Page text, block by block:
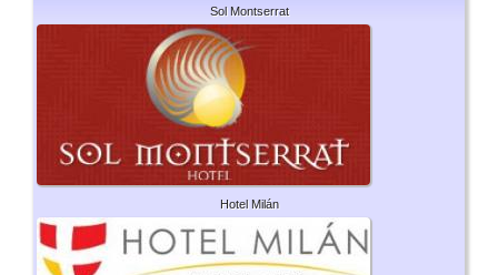
Sol Montserrat
Hotel Milán